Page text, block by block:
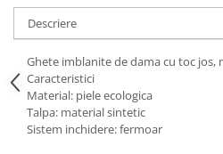
Tricouri de cuplu Valentine's Day
Valentine's Day
Cadouri pentru Bunici
Cadouri pentru Nasi si Fini
Cadouri Craciun
Cadouri pentru Mama
Descriere
Ghete imblanite de dama cu toc jos,
Caracteristici
Material: piele ecologica
Talpa: material sintetic
Sistem inchidere: fermoar